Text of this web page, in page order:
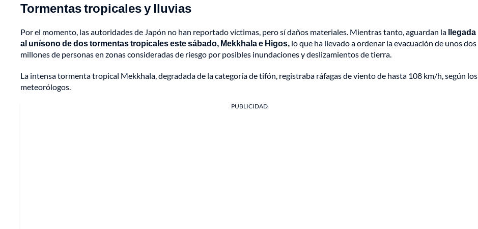
Tormentas tropicales y lluvias
Por el momento, las autoridades de Japón no han reportado víctimas, pero sí daños materiales. Mientras tanto, aguardan la llegada
al unísono de dos tormentas tropicales este sábado, Mekkhala e Higos, lo que ha llevado a ordenar la evacuación de unos dos
millones de personas en zonas consideradas de riesgo por posibles inundaciones y deslizamientos de tierra.
La intensa tormenta tropical Mekkhala, degradada de la categoría de tifón, registraba ráfagas de viento de hasta 108 km/h, según los
meteorólogos.
PUBLICIDAD